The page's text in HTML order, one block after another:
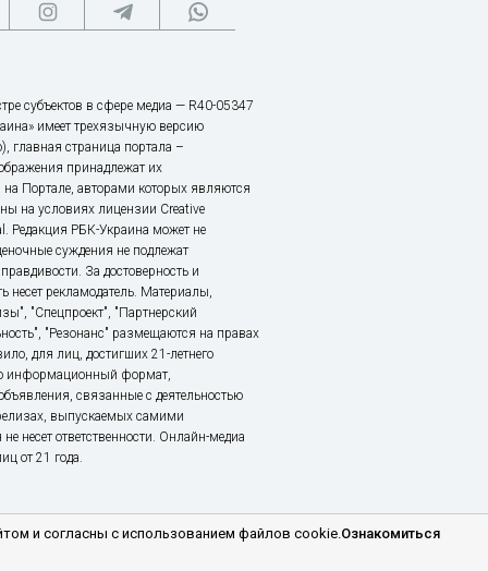
субъектов в сфере медиа — R40-05347
имеет трехязычную версию
главная страница портала –
принадлежат их
Портале, авторами которых являются
на условиях лицензии Creative
Редакция РБК-Украина может не
суждения не подлежат
За достоверность и
несет рекламодатель. Материалы,
"Спецпроект", "Партнерский
"Резонанс" размещаются на правах
для лиц, достигших 21-летнего
информационный формат,
связанные с деятельностью
выпускаемых самими
несет ответственности. Онлайн-медиа
от 21 года.
и согласны с использованием файлов cookie.Ознакомиться